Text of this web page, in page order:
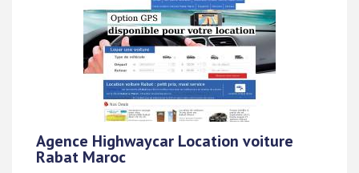
Agence Highwaycar Location voiture
Rabat Maroc